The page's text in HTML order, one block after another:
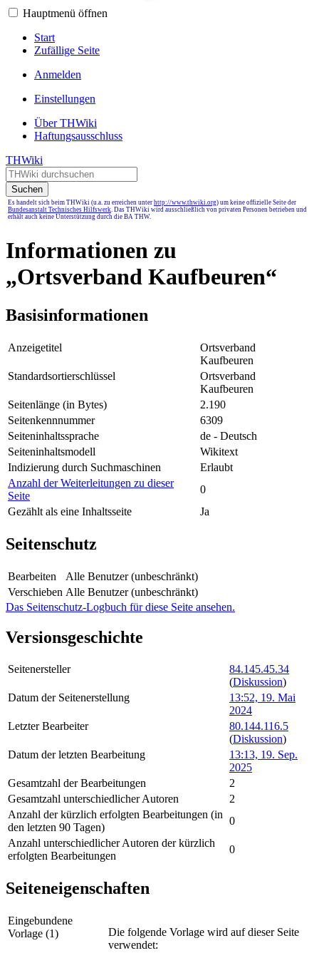
Hauptmenü öffnen
Start
Zufällige Seite
Anmelden
Einstellungen
Über THWiki
Haftungsausschluss
THWiki
Suchen
Es handelt sich beim THWiki (u.a. zu erreichen unter http://www.thwiki.org) um keine offizielle Seite der
Bundesanstalt Technisches Hilfswerk. Das THWiki wird ausschließlich von privaten Personen betrieben und
erhält auch keine Unterstützung durch die BA THW.
Informationen zu
„Ortsverband Kaufbeuren“
Basisinformationen
Anzeigetitel
Ortsverband
Kaufbeuren
Standardsortierschlüssel
Ortsverband
Kaufbeuren
Seitenlänge (in Bytes)
2.190
Seitenkennnummer
6309
Seiteninhaltssprache
de - Deutsch
Seiteninhaltsmodell
Wikitext
Indizierung durch Suchmaschinen
Erlaubt
Anzahl der Weiterleitungen zu dieser
Seite
0
Gezählt als eine Inhaltsseite
Ja
Seitenschutz
Bearbeiten
Alle Benutzer (unbeschränkt)
Verschieben Alle Benutzer (unbeschränkt)
Das Seitenschutz-Logbuch für diese Seite ansehen.
Versionsgeschichte
Seitenersteller
84.145.45.34
(Diskussion)
Datum der Seitenerstellung
13:52, 19. Mai
2024
Letzter Bearbeiter
80.144.116.5
(Diskussion)
Datum der letzten Bearbeitung
13:13, 19. Sep.
2025
Gesamtzahl der Bearbeitungen
2
Gesamtzahl unterschiedlicher Autoren
2
Anzahl der kürzlich erfolgten Bearbeitungen (in
den letzten 90 Tagen)
0
Anzahl unterschiedlicher Autoren der kürzlich
erfolgten Bearbeitungen
0
Seiteneigenschaften
Eingebundene
Vorlage (1)
Die folgende Vorlage wird auf dieser Seite
verwendet: